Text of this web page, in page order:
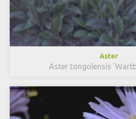
Aster
Aster tongolensis